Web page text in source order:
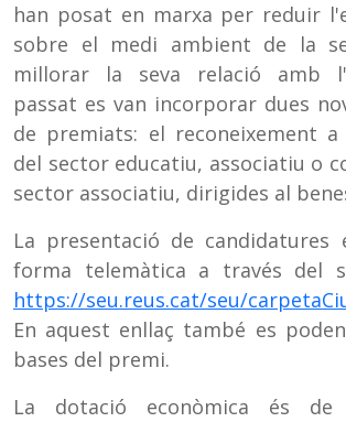
han posat en marxa per reduir
sobre el medi ambient de la
millorar la seva relació amb
passat es van incorporar dues
de premiats: el reconeixement
del sector educatiu, associatiu o
sector associatiu, dirigides al
La presentació de
forma telemàtica a través del
https://seu.reus.cat/seu/
En aquest enllaç també es
bases del premi.
La dotació econòmica és de